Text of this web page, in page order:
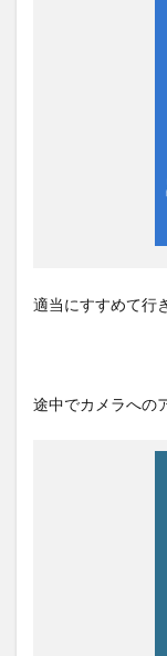
適当にすすめて行
途中でカメラへの